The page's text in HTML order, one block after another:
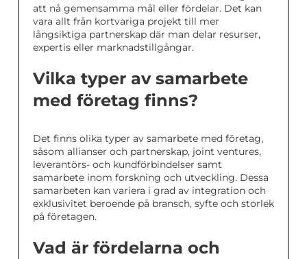
att nå gemensamma mål eller fördelar. Det kan
vara allt från kortvariga projekt till mer
långsiktiga partnerskap där man delar resurser,
expertis eller marknadstillgångar.
Vilka typer av samarbete
med företag finns?
Det finns olika typer av samarbete med företag,
såsom allianser och partnerskap, joint ventures,
leverantörs- och kundförbindelser samt
samarbete inom forskning och utveckling. Dessa
samarbeten kan variera i grad av integration och
exklusivitet beroende på bransch, syfte och storlek
på företagen.
Vad är fördelarna och